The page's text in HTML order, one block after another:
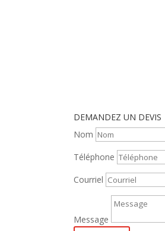
DEMANDEZ UN DEVIS
Nom
Téléphone
Courriel
Message